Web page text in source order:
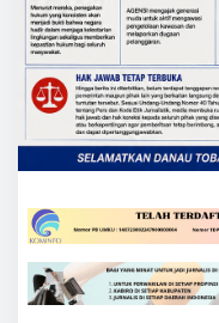
n
J
A
d
i
H
a
a
n
g
g
a